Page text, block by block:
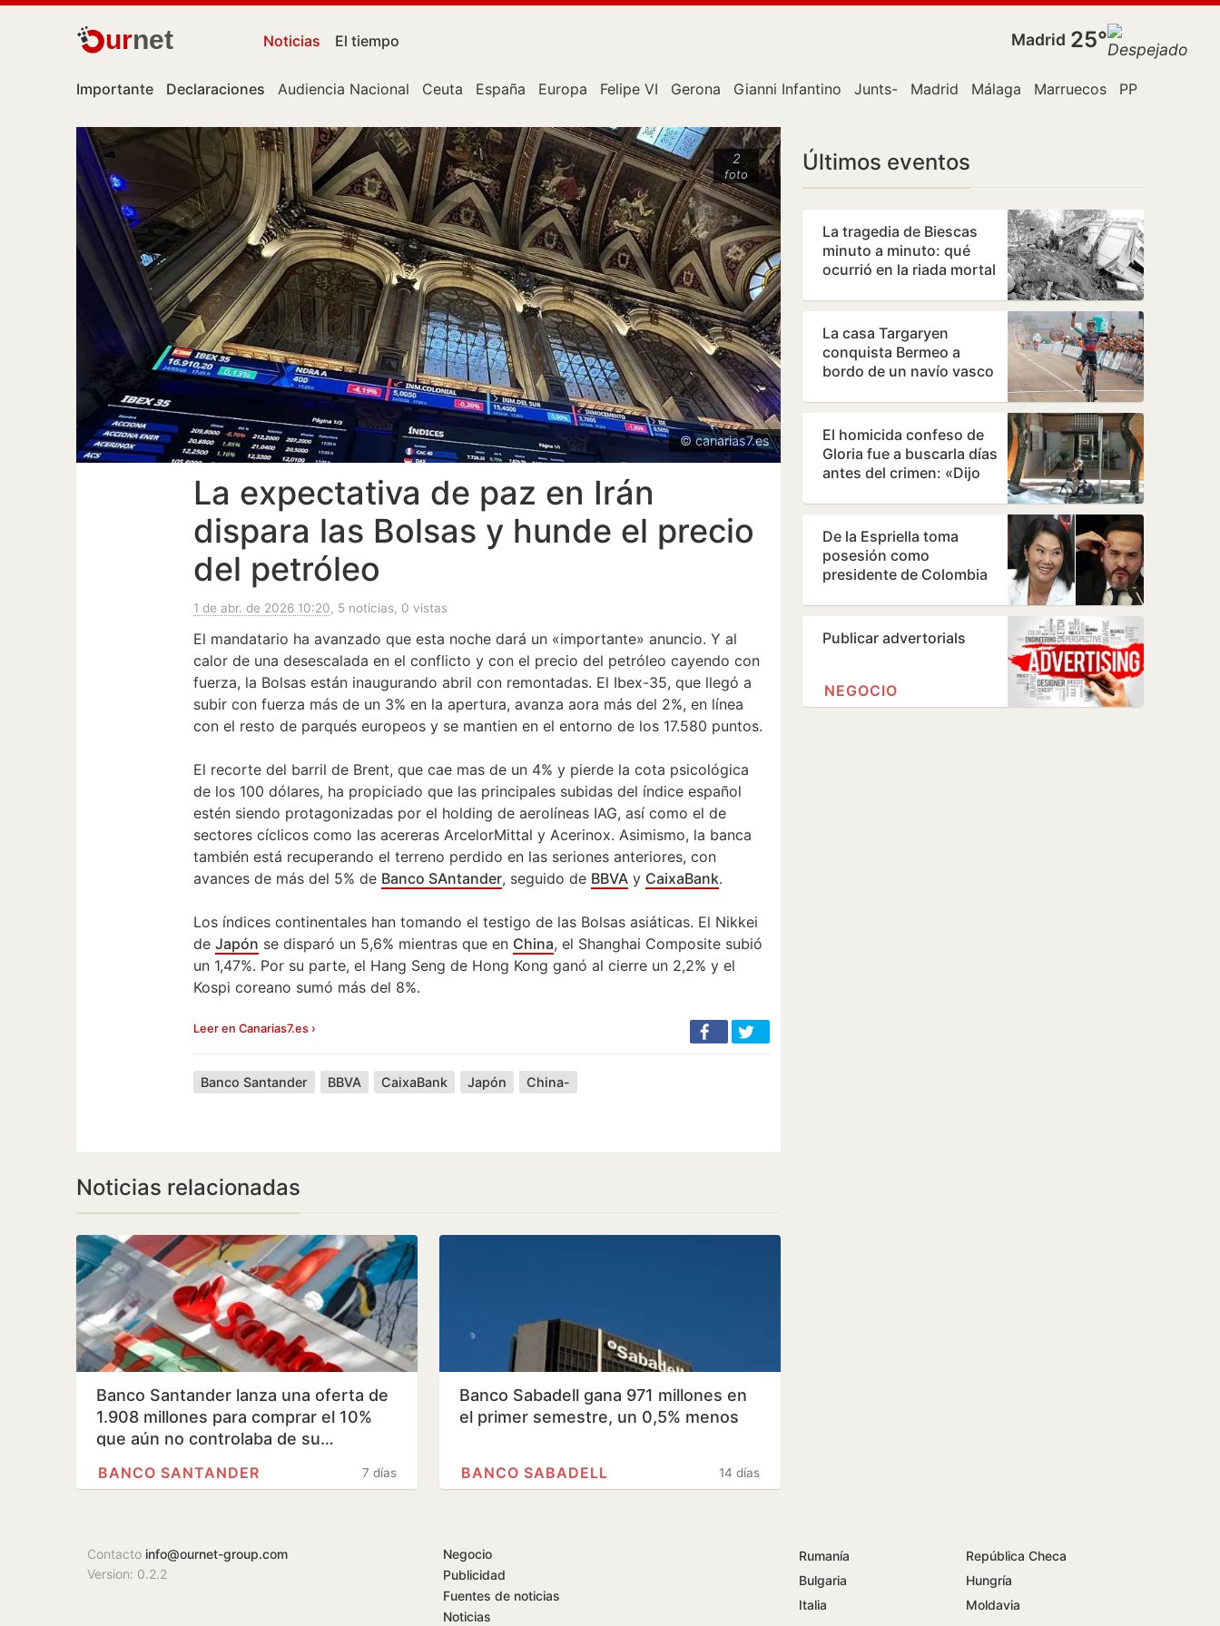
urnet Noticias El tiempo Madrid 25°
Importante Declaraciones Audiencia Nacional Ceuta España Europa Felipe VI Gerona Gianni Infantino Junts- Madrid Málaga Marruecos PP
2
foto
© canarias7.es
La expectativa de paz en Irán
dispara las Bolsas y hunde el precio
del petróleo
1 de abr. de 2026 10:20, 5 noticias, 0 vistas
El mandatario ha avanzado que esta noche dará un «importante» anuncio. Y al
calor de una desescalada en el conflicto y con el precio del petróleo cayendo con
fuerza, la Bolsas están inaugurando abril con remontadas. El Ibex-35, que llegó a
subir con fuerza más de un 3% en la apertura, avanza aora más del 2%, en línea
con el resto de parqués europeos y se mantien en el entorno de los 17.580 puntos.
El recorte del barril de Brent, que cae mas de un 4% y pierde la cota psicológica
de los 100 dólares, ha propiciado que las principales subidas del índice español
estén siendo protagonizadas por el holding de aerolíneas IAG, así como el de
sectores cíclicos como las acereras ArcelorMittal y Acerinox. Asimismo, la banca
también está recuperando el terreno perdido en las seriones anteriores, con
avances de más del 5% de Banco SAntander, seguido de BBVA y CaixaBank.
Los índices continentales han tomando el testigo de las Bolsas asiáticas. El Nikkei
deJapón se disparó un 5,6% mientras que en China, el Shanghai Composite subió
un 1,47%. Por su parte, el Hang Seng de Hong Kong ganó al cierre un 2,2% y el
Kospi coreano sumó más del 8%.
Leer en Canarias7.es ›
Banco Santander BBVA CaixaBank Japón China-
Noticias relacionadas
Banco Santander lanza una oferta de
1.908 millones para comprar el 10%
que aún no controlaba de su…
7 días
BANCO SANTANDER
Banco Sabadell gana 971 millones en
el primer semestre, un 0,5% menos
14 días
BANCO SABADELL
Últimos eventos
La tragedia de Biescas
minuto a minuto: qué
ocurrió en la riada mortal
La casa Targaryen
conquista Bermeo a
bordo de un navío vasco
El homicida confeso de
Gloria fue a buscarla días
antes del crimen: «Dijo
De la Espriella toma
posesión como
presidente de Colombia
giro a la…
Publicar advertorials
NEGOCIO
Contacto info@ournet-group.com
Version: 0.2.2
Negocio
Publicidad
Fuentes de noticias
Noticias
Rumanía
República Checa
Bulgaria
Hungría
Italia
Moldavia